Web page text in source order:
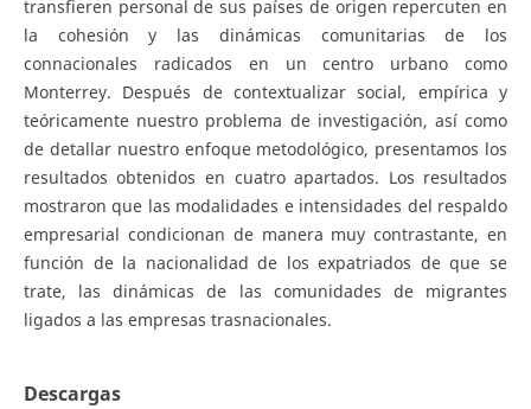
transfieren personal de sus países de origen repercuten en
la cohesión y las dinámicas comunitarias de los
connacionales radicados en un centro urbano como
Monterrey. Después de contextualizar social, empírica y
teóricamente nuestro problema de investigación, así como
de detallar nuestro enfoque metodológico, presentamos los
resultados obtenidos en cuatro apartados. Los resultados
mostraron que las modalidades e intensidades del respaldo
empresarial condicionan de manera muy contrastante, en
función de la nacionalidad de los expatriados de que se
trate, las dinámicas de las comunidades de migrantes
ligados a las empresas trasnacionales.
Descargas